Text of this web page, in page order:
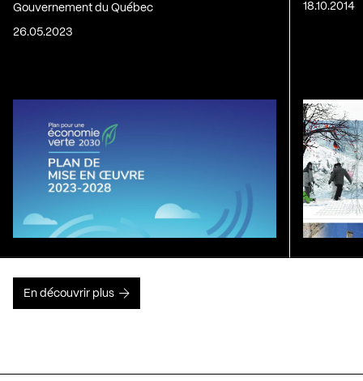
Gouvernement du Québec
26.05.2023
18.10.2014
En découvrir plus